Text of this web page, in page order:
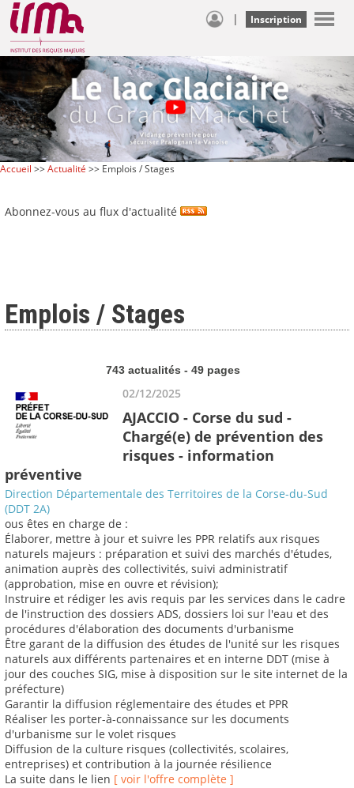
| Inscription
Accueil >>Actualité >> Emplois / Stages
Abonnez-vous au flux d'actualité
Emplois / Stages
743 actualités - 49 pages
02/12/2025
AJACCIO - Corse du sud -
Chargé(e) de prévention des
risques - information
préventive
Direction Départementale des Territoires de la Corse-du-Sud
(DDT 2A)
ous êtes en charge de :
Élaborer, mettre à jour et suivre les PPR relatifs aux risques
naturels majeurs : préparation et suivi des marchés d'études,
animation auprès des collectivités, suivi administratif
(approbation, mise en ouvre et révision);
Instruire et rédiger les avis requis par les services dans le cadre
de l'instruction des dossiers ADS, dossiers loi sur l'eau et des
procédures d'élaboration des documents d'urbanisme
Être garant de la diffusion des études de l'unité sur les risques
naturels aux différents partenaires et en interne DDT (mise à
jour des couches SIG, mise à disposition sur le site internet de la
préfecture)
Garantir la diffusion réglementaire des études et PPR
Réaliser les porter-à-connaissance sur les documents
d'urbanisme sur le volet risques
Diffusion de la culture risques (collectivités, scolaires,
entreprises) et contribution à la journée résilience
La suite dans le lien [ voir l'offre complète ]